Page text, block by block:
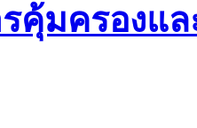
คุ้มครองแ